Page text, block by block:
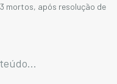
mortos, após resolução de